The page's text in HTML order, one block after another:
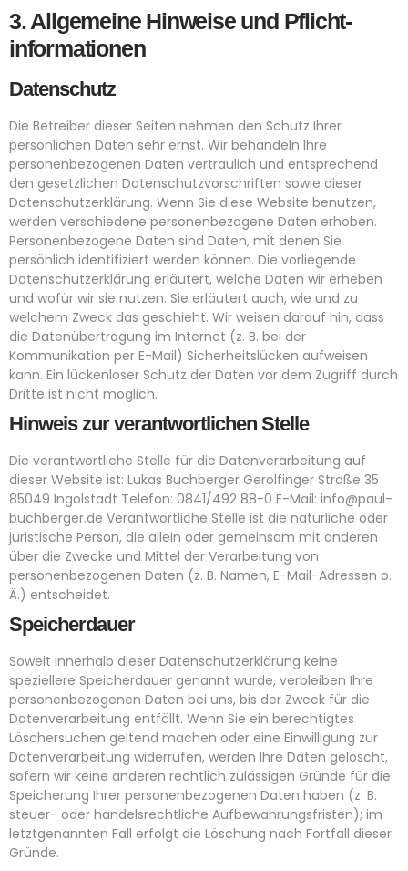
3. Allgemeine Hinweise und Pflicht­
informationen
Datenschutz
Die Betreiber dieser Seiten nehmen den Schutz Ihrer
persönlichen Daten sehr ernst. Wir behandeln Ihre
personenbezogenen Daten vertraulich und entsprechend
den gesetzlichen Datenschutzvorschriften sowie dieser
Datenschutzerklärung. Wenn Sie diese Website benutzen,
werden verschiedene personenbezogene Daten erhoben.
Personenbezogene Daten sind Daten, mit denen Sie
persönlich identifiziert werden können. Die vorliegende
Datenschutzerklärung erläutert, welche Daten wir erheben
und wofür wir sie nutzen. Sie erläutert auch, wie und zu
welchem Zweck das geschieht. Wir weisen darauf hin, dass
die Datenübertragung im Internet (z. B. bei der
Kommunikation per E-Mail) Sicherheitslücken aufweisen
kann. Ein lückenloser Schutz der Daten vor dem Zugriff durch
Dritte ist nicht möglich.
Hinweis zur verantwortlichen Stelle
Die verantwortliche Stelle für die Datenverarbeitung auf
dieser Website ist: Lukas Buchberger Gerolfinger Straße 35
85049 Ingolstadt Telefon: 0841/492 88-0 E-Mail: info@paul-
buchberger.de Verantwortliche Stelle ist die natürliche oder
juristische Person, die allein oder gemeinsam mit anderen
über die Zwecke und Mittel der Verarbeitung von
personenbezogenen Daten (z. B. Namen, E-Mail-Adressen o.
Ä.) entscheidet.
Speicherdauer
Soweit innerhalb dieser Datenschutzerklärung keine
speziellere Speicherdauer genannt wurde, verbleiben Ihre
personenbezogenen Daten bei uns, bis der Zweck für die
Datenverarbeitung entfällt. Wenn Sie ein berechtigtes
Löschersuchen geltend machen oder eine Einwilligung zur
Datenverarbeitung widerrufen, werden Ihre Daten gelöscht,
sofern wir keine anderen rechtlich zulässigen Gründe für die
Speicherung Ihrer personenbezogenen Daten haben (z. B.
steuer- oder handelsrechtliche Aufbewahrungsfristen); im
letztgenannten Fall erfolgt die Löschung nach Fortfall dieser
Gründe.